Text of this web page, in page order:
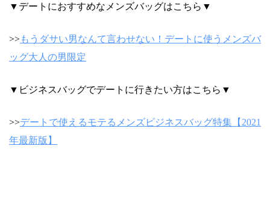
▼デートにおすすめなメンズバッグはこちら▼
>>もうダサい男なんて言わせない！デートに使うメンズバ
ッグ大人の男限定
▼ビジネスバッグでデートに行きたい方はこちら▼
>>デートで使えるモテるメンズビジネスバッグ特集【2021
年最新版】